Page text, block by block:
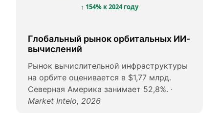
↑ 154% к 2024 году
Глобальный рынок орбитальных ИИ-
вычислений
Рынок вычислительной инфраструктуры
на орбите оценивается в $1,77 млрд.
Северная Америка занимает 52,8%. ·
Market Intelo, 2026